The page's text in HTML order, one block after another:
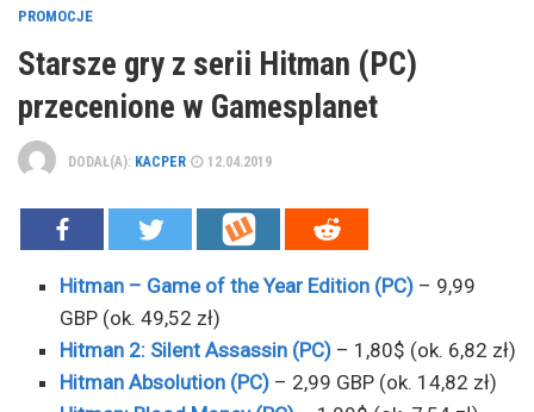
PROMOCJE
Starsze gry z serii Hitman (PC)
przecenione w Gamesplanet
DODAŁ(A): KACPER 12.04.2019
Hitman – Game of the Year Edition (PC) – 9,99
GBP (ok. 49,52 zł)
Hitman 2: Silent Assassin (PC) – 1,80$ (ok. 6,82 zł)
Hitman Absolution (PC) – 2,99 GBP (ok. 14,82 zł)